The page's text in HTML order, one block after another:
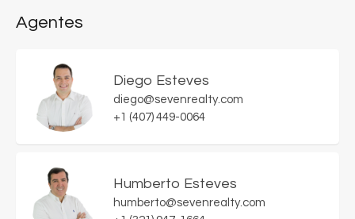
Agentes
Diego Esteves
diego@sevenrealty.com
+1 (407) 449-0064
Humberto Esteves
humberto@sevenrealty.com